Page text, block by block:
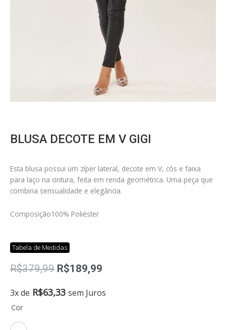
BLUSA DECOTE EM V GIGI
Esta blusa possui um zíper lateral, decote em V, cós e faixa
para laço na cintura, feita em renda geométrica. Uma peça que
combina sensualidade e elegância.
Composição100% Poliéster
Tabela de Medidas
R$379,99 O
original
R$189,99
atual
3x de R$63,33 sem Juros
Cor
Blusa
em
v